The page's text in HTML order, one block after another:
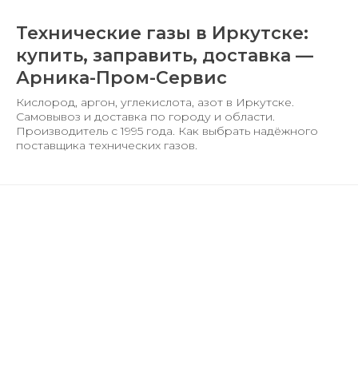
Технические газы в Иркутске:
купить, заправить, доставка —
Арника-Пром-Сервис
Кислород, аргон, углекислота, азот в Иркутске.
Самовывоз и доставка по городу и области.
Производитель с 1995 года. Как выбрать надёжного
поставщика технических газов.